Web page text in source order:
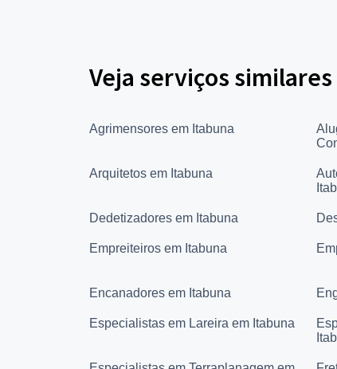
Veja serviços
Agrimensores em Itabuna
Arquitetos em Itabuna
Dedetizadores em Itabuna
Empreiteiros em Itabuna
Encanadores em Itabuna
Especialistas em Lareira em Itabuna